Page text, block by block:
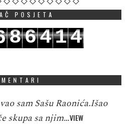
POSJETA
86414
sam Sašu Raonića.Išao
skupa sa njim…VIEW